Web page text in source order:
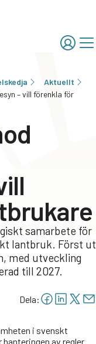
Aktuellt
– vill förenkla för
samarbete för
lantbruk. Först ut
med utveckling
till 2027.
Dela:
i svenskt
av regler